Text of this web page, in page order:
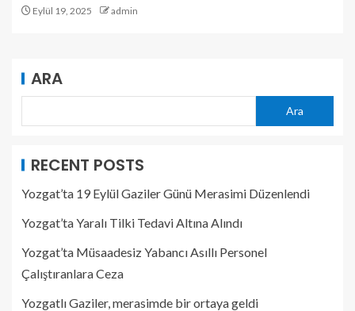
Eylül 19, 2025 admin
ARA
Ara
RECENT POSTS
Yozgat’ta 19 Eylül Gaziler Günü Merasimi Düzenlendi
Yozgat’ta Yaralı Tilki Tedavi Altına Alındı
Yozgat’ta Müsaadesiz Yabancı Asıllı Personel
Çalıştıranlara Ceza
Yozgatlı Gaziler, merasimde bir ortaya geldi